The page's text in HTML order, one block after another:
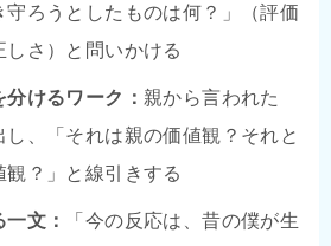
守ろうとしたものは何？」（評価
しさ）と問いかける
けるワーク： 親から言われた
し、「それは親の価値観？それと
観？」と線引きする
文：
「今の反応は、昔の僕が生